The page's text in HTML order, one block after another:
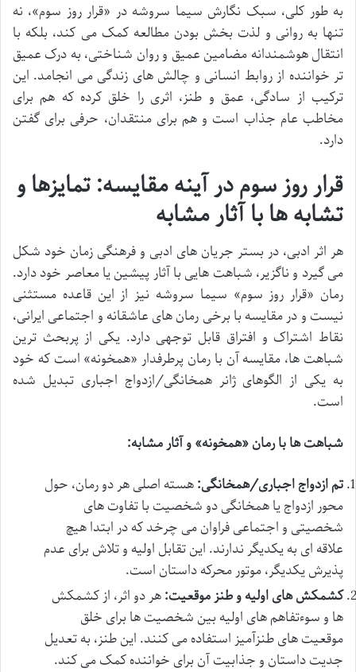
به طور کلی، سبک نگارش سیما سروشه در «قرار روز سوم»، نه
تنها به روانی و لذت بخش بودن مطالعه کمک می کند، بلکه با
انتقال هوشمندانه مضامین عمیق و روان شناختی، به درک عمیق
تر خواننده از روابط انسانی و چالش های زندگی می انجامد. این
ترکیب از سادگی، عمق و طنز، اثری را خلق کرده که هم برای
مخاطب عام جذاب است و هم برای منتقدان، حرفی برای گفتن
دارد.
قرار روز سوم در آینه مقایسه: تمایزها و
تشابه ها با آثار مشابه
هر اثر ادبی، در بستر جریان های ادبی و فرهنگی زمان خود شکل
می گیرد و ناگزیر، شباهت هایی با آثار پیشین یا معاصر خود دارد.
رمان «قرار روز سوم» سیما سروشه نیز از این قاعده مستثنی
نیست و در مقایسه با برخی رمان های عاشقانه و اجتماعی ایرانی،
نقاط اشتراک و افتراق قابل توجهی دارد. یکی از پربحث ترین
شباهت ها، مقایسه آن با رمان پرطرفدار «همخونه» است که خود
به یکی از الگوهای ژانر همخانگی/ازدواج اجباری تبدیل شده
است.
شباهت ها با رمان «همخونه» و آثار مشابه:
تم ازدواج اجباری/همخانگی:هسته اصلی هر دو رمان، حول
محور ازدواج یا همخانگی دو شخصیت با تفاوت های
شخصیتی و اجتماعی فراوان می چرخد که در ابتدا هیچ
علاقه ای به یکدیگر ندارند. این تقابل اولیه و تلاش برای عدم
پذیرش یکدیگر، موتور محرکه داستان است.
کشمکش های اولیه و طنز موقعیت:هر دو اثر، از کشمکش
ها و سوءتفاهم های اولیه بین شخصیت ها برای خلق
موقعیت های طنزآمیز استفاده می کنند. این طنز، به تعدیل
جدیت داستان و جذابیت آن برای خواننده کمک می کند.